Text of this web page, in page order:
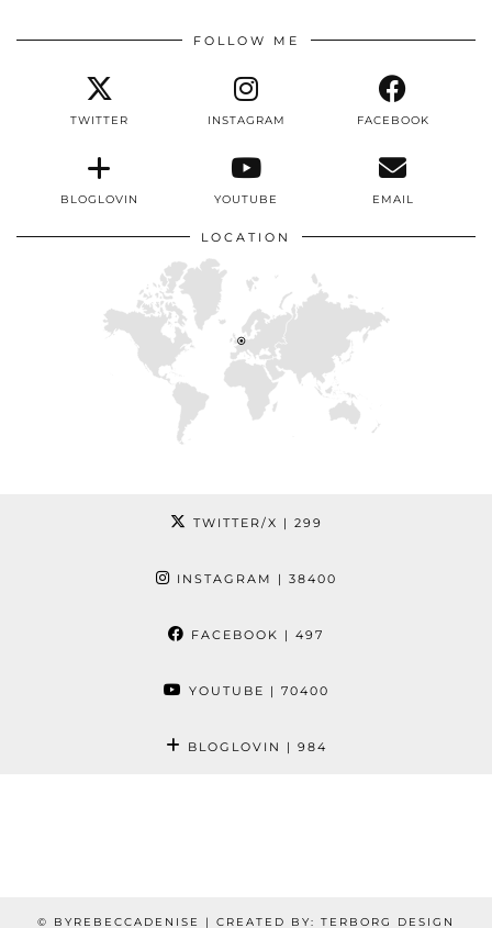
FOLLOW ME
TWITTER INSTAGRAM FACEBOOK
BLOGLOVIN YOUTUBE EMAIL
LOCATION
TWITTER/X | 299
INSTAGRAM | 38400
FACEBOOK | 497
YOUTUBE | 70400
BLOGLOVIN | 984
© BYREBECCADENISE | CREATED BY: TERBORG DESIGN